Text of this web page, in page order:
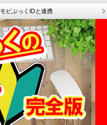
モビぶっくIDと連携